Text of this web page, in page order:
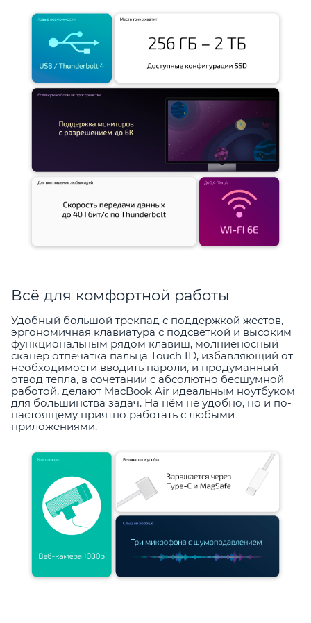
Всё для комфортной работы
Удобный большой трекпад с поддержкой жестов,
эргономичная клавиатура с подсветкой и высоким
функциональным рядом клавиш, молниеносный
сканер отпечатка пальца Touch ID, избавляющий от
необходимости вводить пароли, и продуманный
отвод тепла, в сочетании с абсолютно бесшумной
работой, делают MacBook Air идеальным ноутбуком
для большинства задач. На нём не удобно, но и по-
настоящему приятно работать с любыми
приложениями.